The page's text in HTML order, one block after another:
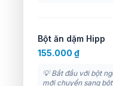
Bột ăn dặm Hipp
155.000 ₫
💡 Bắt đầu với bột
mới chuyển sang